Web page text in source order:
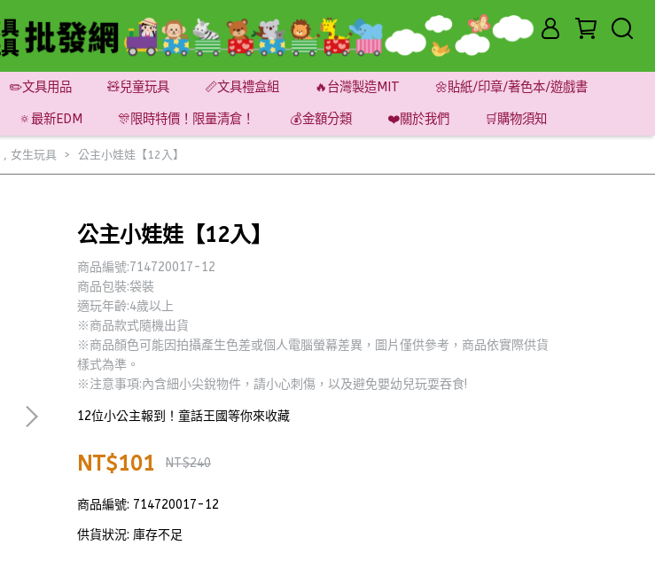
✏️文具用品 🧸兒童玩具 📏文具禮盒組 🔥台灣製造MIT 🌼貼紙/印章/著色本/遊戲書
🔅最新EDM 🎊限時特價！限量清倉！ 💰金額分類 ❤️關於我們 🛒購物須知
, 女生玩具 公主小娃娃【12入】
公主小娃娃【12入】
商品編號:714720017-12
商品包裝:袋裝
適玩年齡:4歲以上
※商品款式隨機出貨
※商品顏色可能因拍攝產生色差或個人電腦螢幕差異，圖片僅供參考，商品依實際供貨
樣式為準。
※注意事項:內含細小尖銳物件，請小心刺傷，以及避免嬰幼兒玩耍吞食!
12位小公主報到！童話王國等你來收藏
NT$101 NT$240
商品編號: 714720017-12
供貨狀況: 庫存不足